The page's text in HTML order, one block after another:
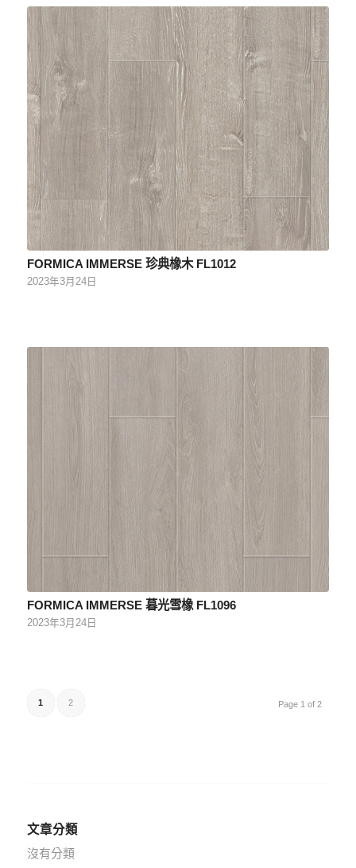
FORMICA IMMERSE 珍典橡木 FL1012
2023年3月24日
FORMICA IMMERSE 暮光雪橡 FL1096
2023年3月24日
Page 1 of 2
1 2
文章分類
沒有分類